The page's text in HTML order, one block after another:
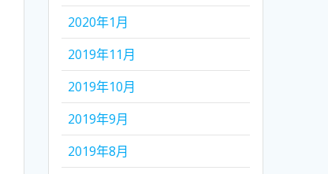
2020年1月
2019年11月
2019年10月
2019年9月
2019年8月